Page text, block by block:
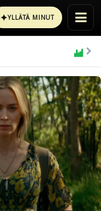
✦YLLÄTÄ MINUT